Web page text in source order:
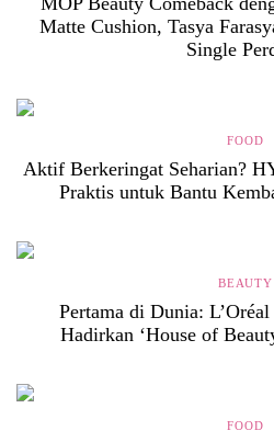
Matte Cushion, Tasya
Single
FOOD
Aktif Berkeringat Seharian?
Praktis untuk Bantu
BEAUTY
Pertama di Dunia:
Hadirkan ‘House of
FOOD